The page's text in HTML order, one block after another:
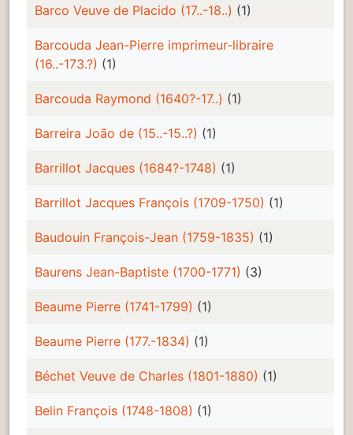
Barco Veuve de Placido (17..-18..) (1)
Barcouda Jean-Pierre imprimeur-libraire
(16..-173.?) (1)
Barcouda Raymond (1640?-17..) (1)
Barreira João de (15..-15..?) (1)
Barrillot Jacques (1684?-1748) (1)
Barrillot Jacques François (1709-1750) (1)
Baudouin François-Jean (1759-1835) (1)
Baurens Jean-Baptiste (1700-1771) (3)
Beaume Pierre (1741-1799) (1)
Beaume Pierre (177.-1834) (1)
Béchet Veuve de Charles (1801-1880) (1)
Belin François (1748-1808) (1)